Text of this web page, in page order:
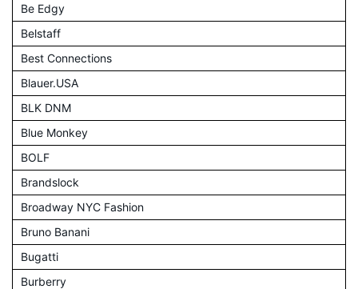
Be Edgy
Belstaff
Best Connections
Blauer.USA
BLK DNM
Blue Monkey
BOLF
Brandslock
Broadway NYC Fashion
Bruno Banani
Bugatti
Burberry